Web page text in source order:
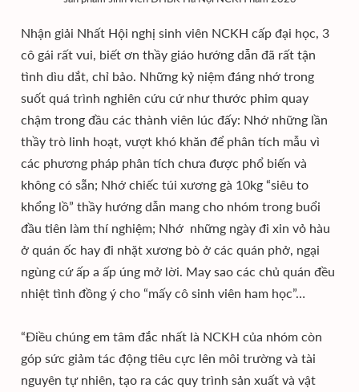
Nhận giải Nhất Hội nghị sinh viên NCKH cấp đại học, 3
cô gái rất vui, biết ơn thầy giáo hướng dẫn đã rất tận
tình dìu dắt, chỉ bảo. Những kỷ niệm đáng nhớ trong
suốt quá trình nghiên cứu cứ như thước phim quay
chậm trong đầu các thành viên lúc đấy: Nhớ những lần
thầy trò linh hoạt, vượt khó khăn để phân tích mẫu vì
các phương pháp phân tích chưa được phổ biến và
không có sẵn; Nhớ chiếc túi xương gà 10kg “siêu to
khổng lồ” thầy hướng dẫn mang cho nhóm trong buổi
đầu tiên làm thí nghiệm; Nhớ những ngày đi xin vỏ hàu
ở quán ốc hay đi nhặt xương bò ở các quán phở, ngại
ngùng cứ ấp a ấp úng mở lời. May sao các chủ quán đều
nhiệt tình đồng ý cho “mấy cô sinh viên ham học”…
“Điều chúng em tâm đắc nhất là NCKH của nhóm còn
góp sức giảm tác động tiêu cực lên môi trường và tài
nguyên tự nhiên, tạo ra các quy trình sản xuất và vật